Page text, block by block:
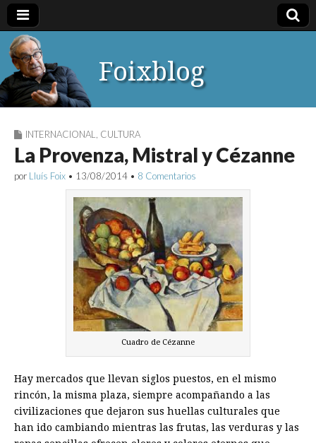
Foixblog
INTERNACIONAL CULTURA
La Provenza, Mistral y Cézanne
por Lluís Foix • 13/08/2014 • 8 Comentarios
Cuadro de Cézanne
Hay mercados que llevan siglos puestos, en el mismo
rincón, la misma plaza, siempre acompañando a las
civilizaciones que dejaron sus huellas culturales que
han ido cambiando mientras las frutas, las verduras y las